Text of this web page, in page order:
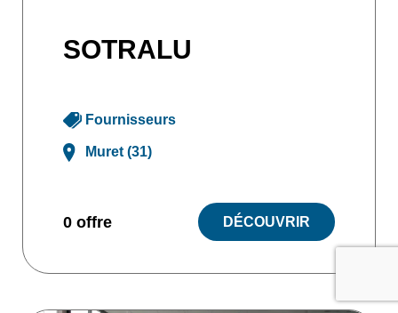
SOTRALU
Fournisseurs
Muret (31)
0 offre DÉCOUVRIR